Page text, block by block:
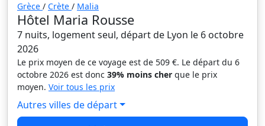
Grèce / Crète / Malia
Hôtel Maria Rousse
7 nuits, logement seul, départ de Lyon le 6 octobre
2026
Le prix moyen de ce voyage est de 509 €. Le départ du 6
octobre 2026 est donc 39% moins cher que le prix
moyen. Voir tous les prix
Autres villes de départ